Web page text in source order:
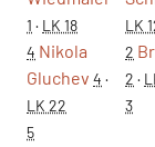
1 · LK 18
4 Nikola
Gluchev 4 ·
LK 22
5
LK
2
2 ·
3